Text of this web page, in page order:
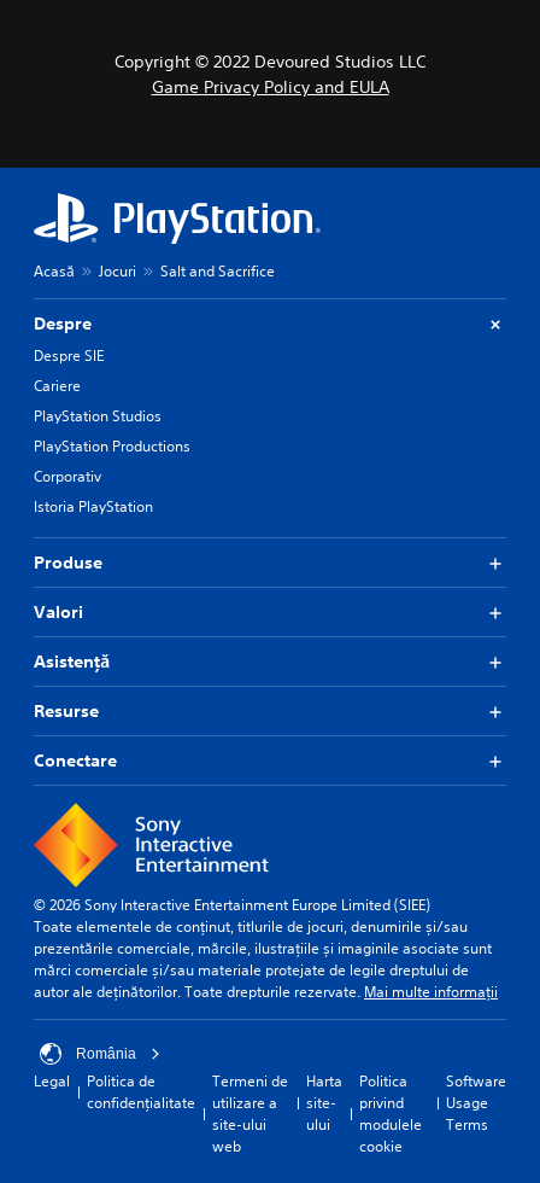
Copyright © 2022 Devoured Studios LLC
Game Privacy Policy and EULA
Acasă Jocuri Salt and Sacrifice
Despre
Despre SIE
Cariere
PlayStation Studios
PlayStation Productions
Corporativ
Istoria PlayStation
Produse
Valori
Asistență
Resurse
Conectare
© 2026 Sony Interactive Entertainment Europe Limited (SIEE)
Toate elementele de conținut, titlurile de jocuri, denumirile și/sau
prezentările comerciale, mărcile, ilustrațiile și imaginile asociate sunt
mărci comerciale și/sau materiale protejate de legile dreptului de
autor ale deținătorilor. Toate drepturile rezervate. Mai multe informații
România
Legal
Politica de
confidențialitate
Termeni de
utilizare a
site-ului
web
Harta
site-
ului
Politica
privind
modulele
cookie
Software
Usage
Terms